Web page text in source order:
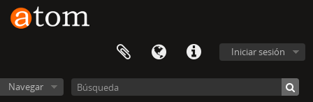
Iniciar sesión
Navegar